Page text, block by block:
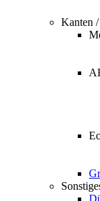
Kanten